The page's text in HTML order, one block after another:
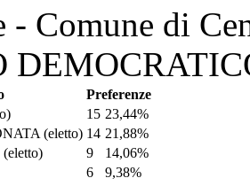
- Comune di
Preferenze
15 23,44%
(eletto) 14 21,88%
(eletto) 9
14,06%
6
9,38%